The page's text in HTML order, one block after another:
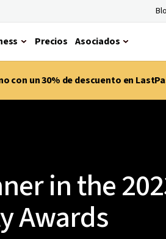
Precios Asociados
con un 30% de descuento en
in the
Awards